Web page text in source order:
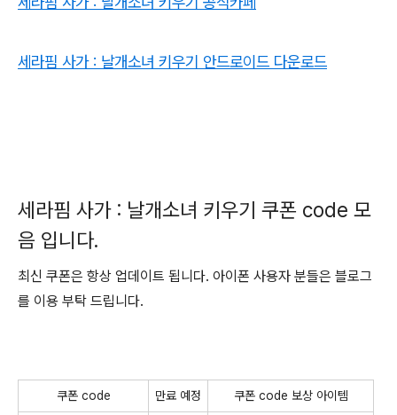
세라핌 사가 : 날개소녀 키우기 안드로이드 다운로드
세라핌 사가 : 날개소녀 키우기 쿠폰 code 모
음 입니다.
최신 쿠폰은 항상 업데이트 됩니다. 아이폰 사용자 분들은 블로그
를 이용 부탁 드립니다.
쿠폰 code 만료 예정 쿠폰 code 보상 아이템